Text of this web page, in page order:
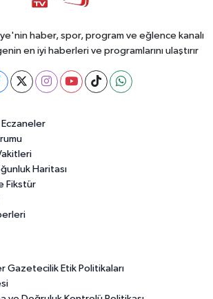
haber, spor, program ve eğlence kanalı
en iyi haberleri ve programlarını ulaştırır
Haritası
Fikstür
Gazetecilik Etik Politikaları